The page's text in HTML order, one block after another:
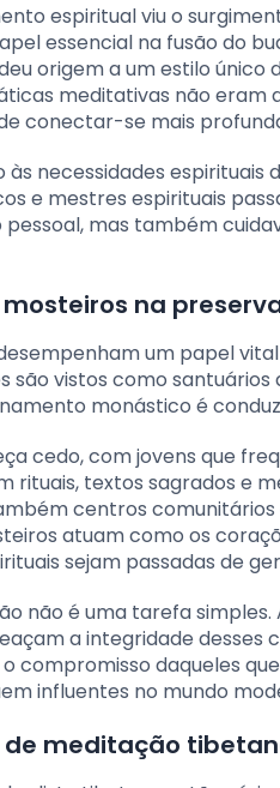
espiritual viu o
essencial na fusão do
origem a um estilo
meditativas não
conectar-se mais
necessidades
e mestres espirituais
mas também
na
um papel
são vistos como
monástico é
cedo, com jovens que
rituais, textos sagrados e
centros
atuam como os
sejam passadas de
não é uma tarefa
a integridade
compromisso daqueles
influentes no mundo
de meditação